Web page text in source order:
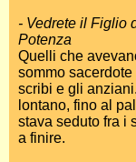
- Vedrete il Figlio
Potenza
Quelli che
sommo
scribi e gli
lontano, fino al
stava seduto fra i
a finire.